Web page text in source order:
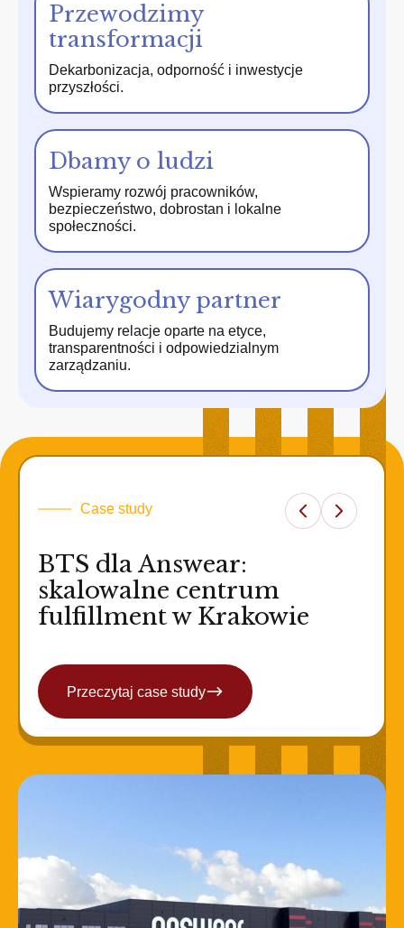
Przewodzimy
transformacji
Dekarbonizacja, odporność i inwestycje
przyszłości.
Dbamy o ludzi
Wspieramy rozwój pracowników,
bezpieczeństwo, dobrostan i lokalne
społeczności.
Wiarygodny partner
Budujemy relacje oparte na etyce,
transparentności i odpowiedzialnym
zarządzaniu.
Case study
BTS dla Answear:
skalowalne centrum
fulfillment w Krakowie
Przeczytaj case study